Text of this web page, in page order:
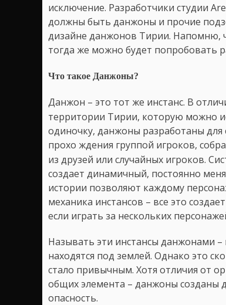
исключение. Разработчики студии
должны быть данжоны и прочие
дизайне данжонов Тирии. Напомню,
тогда же можно будет попробовать
Что такое Данжоны?
Данжон – это тот же инстанс. В
территории Тирии, которую можно
одиночку, данжоны разработаны
прохо ждения группой игроков,
из друзей или случайных игроков.
создает динамичный, постоянно
истории позволяют каждому
механика инстансов – все это
если играть за нескольких
Называть эти инстансы данжонами –
находятся под землей. Однако это
стало привычным. Хотя отличия от
общих элемента – данжоны созданы
опасность.